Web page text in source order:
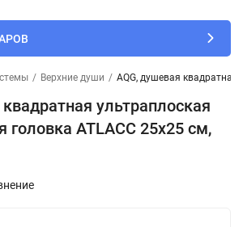
/ Верхние души / AQG, душевая квадратная
ультраплоская
головка ATLACC 25х25 см,